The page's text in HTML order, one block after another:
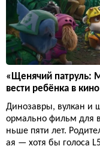
«Щенячий патруль:
вести ребёнка в
Динозавры, вулкан и
ормально фильм для
ньше пяти лет.
ая — хотя бы голоса